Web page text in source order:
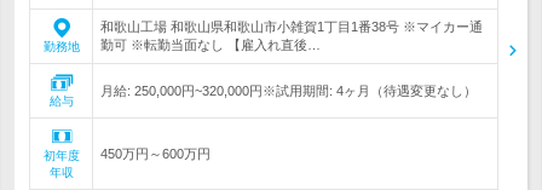
勤務地
和歌山工場 和歌山県和歌山市小雑賀1丁目1番38号 ※マイカー通
勤可 ※転勤当面なし 【雇入れ直後…
給与
月給: 250,000円~320,000円※試用期間: 4ヶ月（待遇変更なし）
初年度
年収
450万円～600万円